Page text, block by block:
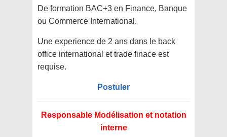
De formation BAC+3 en Finance, Banque
ou Commerce International.
Une experience de 2 ans dans le back
office international et trade finace est
requise.
Postuler
Responsable Modélisation et notation
interne